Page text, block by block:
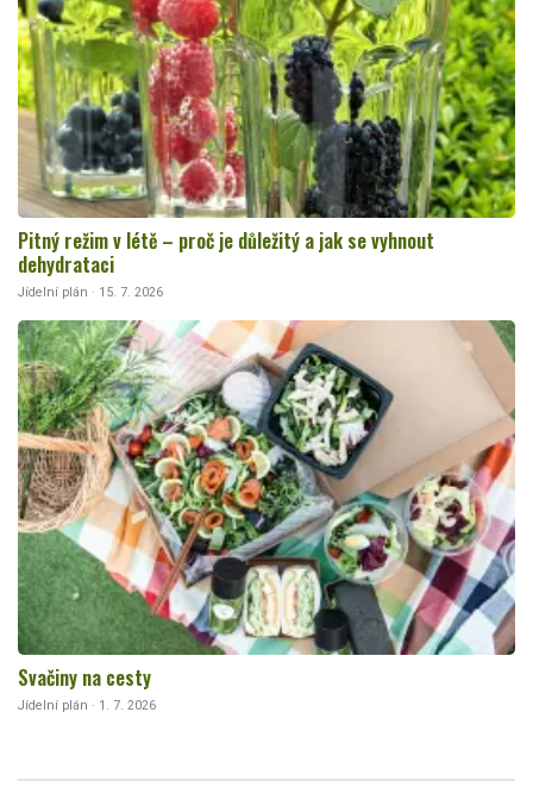
Pitný režim v létě – proč je důležitý a jak se vyhnout
dehydrataci
Jídelní plán · 15. 7. 2026
Svačiny na cesty
Jídelní plán · 1. 7. 2026